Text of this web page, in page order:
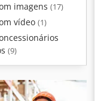
imagens (17)
vídeo (1)
(9)